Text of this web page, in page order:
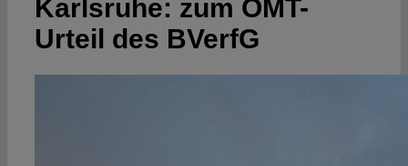
Karlsruhe: zum OMT-
Urteil des BVerfG